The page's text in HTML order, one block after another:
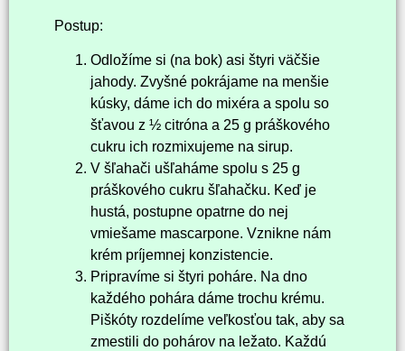
Postup:
Odložíme si (na bok) asi štyri väčšie
jahody. Zvyšné pokrájame na menšie
kúsky, dáme ich do mixéra a spolu so
šťavou z ½ citróna a 25 g práškového
cukru ich rozmixujeme na sirup.
V šľahači ušľaháme spolu s 25 g
práškového cukru šľahačku. Keď je
hustá, postupne opatrne do nej
vmiešame mascarpone. Vznikne nám
krém príjemnej konzistencie.
Pripravíme si štyri poháre. Na dno
každého pohára dáme trochu krému.
Piškóty rozdelíme veľkosťou tak, aby sa
zmestili do pohárov na ležato. Každú